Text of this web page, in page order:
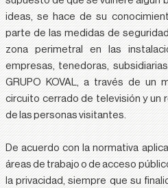
ideas, se hace de su
parte de las medidas de
zona perimetral en las
empresas, tenedoras,
GRUPO KOVAL, a través de un
circuito cerrado de televisión y un
de las personas visitantes.
De acuerdo con la normativa
áreas de trabajo o de acceso
la privacidad, siempre que su